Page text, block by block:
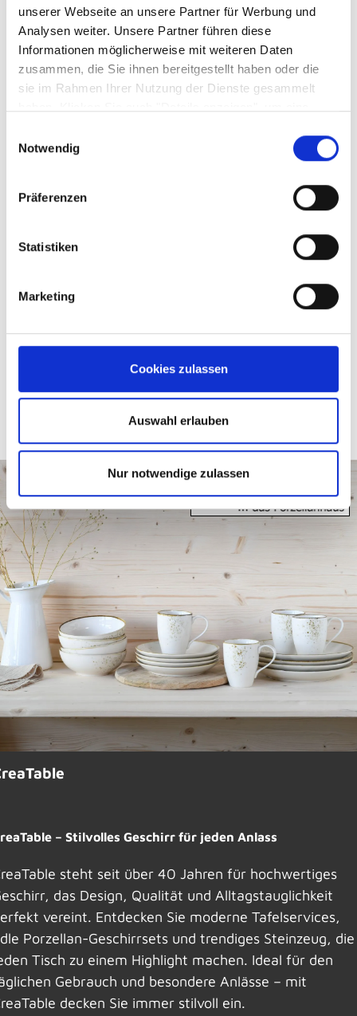
unserer Webseite an unsere Partner für Werbung und
Analysen weiter. Unsere Partner führen diese
Informationen möglicherweise mit weiteren Daten
zusammen, die Sie ihnen bereitgestellt haben oder die
sie im Rahmen Ihrer Nutzung der Dienste gesammelt
Information dazu und die Möglichkeit, Ihre Auswahl im
Notwendig
Präferenzen
Statistiken
Marketing
Cookies zulassen
Auswahl erlauben
Nur notwendige zulassen
Weitere Varianten und Ausführungen:
Produktgalerie überspringen
COLLECTION WASSERBLAU
– Stilvolles Geschirr für jeden Anlass
steht seit über 40 Jahren für hochwertiges
das Design, Qualität und Alltagstauglichkeit
vereint. Entdecken Sie moderne Tafelservices,
Porzellan-Geschirrsets und trendiges Steinzeug, die
Tisch zu einem Highlight machen. Ideal für den
Gebrauch und besondere Anlässe – mit
decken Sie immer stilvoll ein.